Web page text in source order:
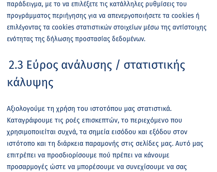
παράδειγμα, με το να επιλέξετε τις κατάλληλες ρυθμίσεις του
προγράμματος περιήγησης για να απενεργοποιήσετε τα cookies ή
επιλέγοντας τα cookies στατιστικών στοιχείων μέσω της αντίστοιχης
ενότητας της δήλωσης προστασίας δεδομένων.
2.3 Εύρος ανάλυσης / στατιστικής
κάλυψης
Αξιολογούμε τη χρήση του ιστοτόπου μας στατιστικά.
Καταγράφουμε τις ροές επισκεπτών, το περιεχόμενο που
χρησιμοποιείται συχνά, τα σημεία εισόδου και εξόδου στον
ιστότοπο και τη διάρκεια παραμονής στις σελίδες μας. Αυτό μας
επιτρέπει να προσδιορίσουμε πού πρέπει να κάνουμε
προσαρμογές ώστε να μπορέσουμε να συνεχίσουμε να σας